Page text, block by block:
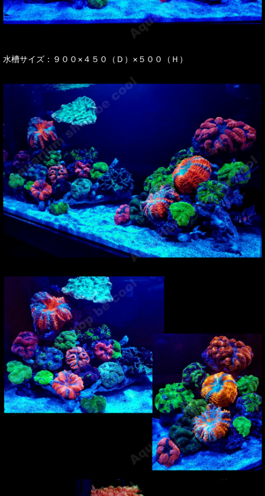
水槽サイズ：９００×４５０（Ｄ）×５００（Ｈ）